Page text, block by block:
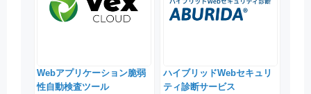
Webアプリケーション脆弱
性自動検査ツール
ハイブリッドWebセキュリ
ティ診断サービス